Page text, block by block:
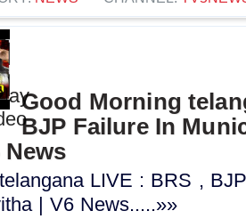
Good Morning
BJP Failure In
News
LIVE : BRS ,
| V6 News.....»»